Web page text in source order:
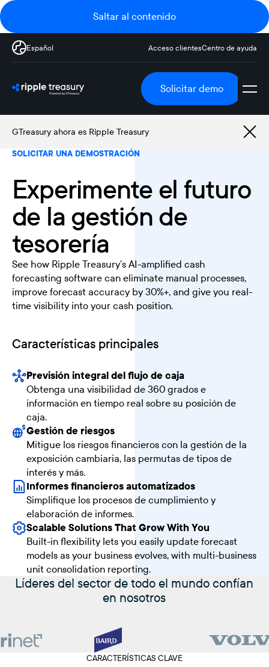
Saltar al contenido
Español Acceso clientesCentro de ayuda
Solicitar demo
GTreasury ahora es Ripple Treasury
SOLICITAR UNA DEMOSTRACIÓN
Experimente el futuro
de la gestión de
tesorería
See how Ripple Treasury's AI-amplified cash
forecasting software can eliminate manual processes,
improve forecast accuracy by 30%+, and give you real-
time visibility into your cash position.
Características principales
Previsión integral del flujo de caja
Obtenga una visibilidad de 360 grados e
información en tiempo real sobre su posición de
caja.
Gestión de riesgos
Mitigue los riesgos financieros con la gestión de la
exposición cambiaria, las permutas de tipos de
interés y más.
Informes financieros automatizados
Simplifique los procesos de cumplimiento y
elaboración de informes.
Scalable Solutions That Grow With You
Built-in flexibility lets you easily update forecast
models as your business evolves, with multi-business
unit consolidation reporting.
Líderes del sector de todo el mundo confían
en nosotros
CARACTERÍSTICAS CLAVE